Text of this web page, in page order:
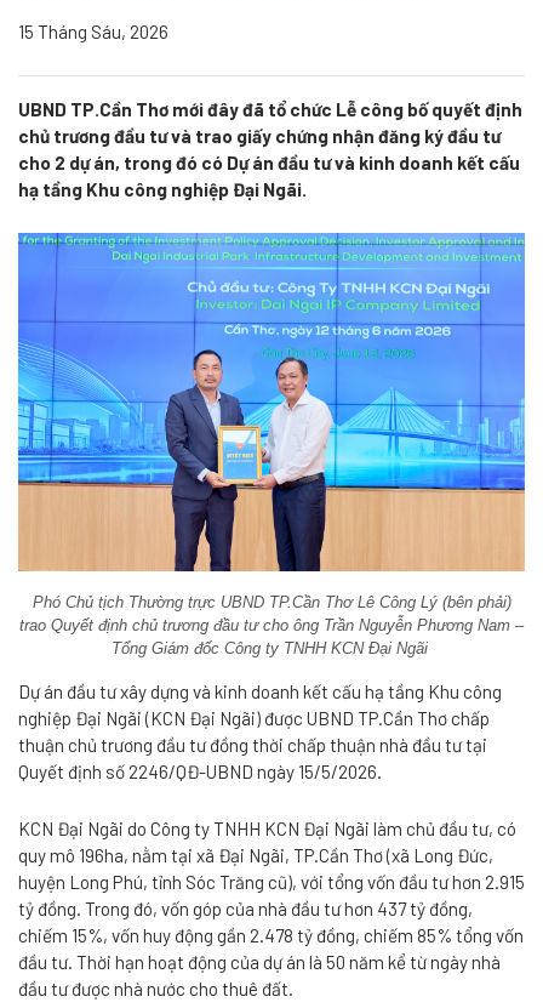
15 Tháng Sáu, 2026
UBND TP.Cần Thơ mới đây đã tổ chức Lễ công bố quyết định
chủ trương đầu tư và trao giấy chứng nhận đăng ký đầu tư
cho 2 dự án, trong đó có Dự án đầu tư và kinh doanh kết cấu
hạ tầng Khu công nghiệp Đại Ngãi.
Phó Chủ tịch Thường trực UBND TP.Cần Thơ Lê Công Lý (bên phải)
trao Quyết định chủ trương đầu tư cho ông Trần Nguyễn Phương Nam –
Tổng Giám đốc Công ty TNHH KCN Đại Ngãi
Dự án đầu tư xây dựng và kinh doanh kết cấu hạ tầng Khu công
nghiệp Đại Ngãi (KCN Đại Ngãi) được UBND TP.Cần Thơ chấp
thuận chủ trương đầu tư đồng thời chấp thuận nhà đầu tư tại
Quyết định số 2246/QĐ-UBND ngày 15/5/2026.
KCN Đại Ngãi do Công ty TNHH KCN Đại Ngãi làm chủ đầu tư, có
quy mô 196ha, nằm tại xã Đại Ngãi, TP.Cần Thơ (xã Long Đức,
huyện Long Phú, tỉnh Sóc Trăng cũ), với tổng vốn đầu tư hơn 2.915
tỷ đồng. Trong đó, vốn góp của nhà đầu tư hơn 437 tỷ đồng,
chiếm 15%, vốn huy động gần 2.478 tỷ đồng, chiếm 85% tổng vốn
đầu tư. Thời hạn hoạt động của dự án là 50 năm kể từ ngày nhà
đầu tư được nhà nước cho thuê đất.